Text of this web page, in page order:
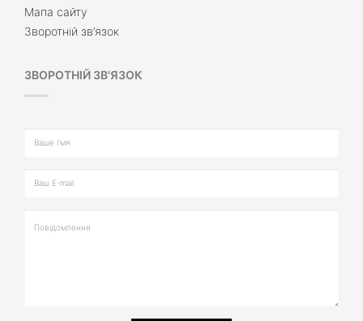
Мапа сайту
Зворотній зв’язок
ЗВОРОТНІЙ ЗВ'ЯЗОК